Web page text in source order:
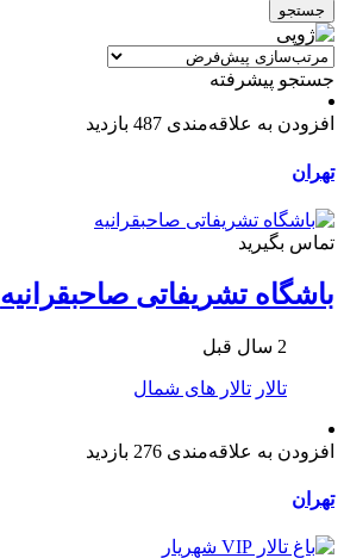
جستجو
جستجو پیشرفته
افزودن به علاقه‌مندی 487 بازدید
تهران
تماس بگیرید
باشگاه تشریفاتی صاحبقرانیه
2 سال قبل
تالار تالار های شمال
افزودن به علاقه‌مندی 276 بازدید
تهران